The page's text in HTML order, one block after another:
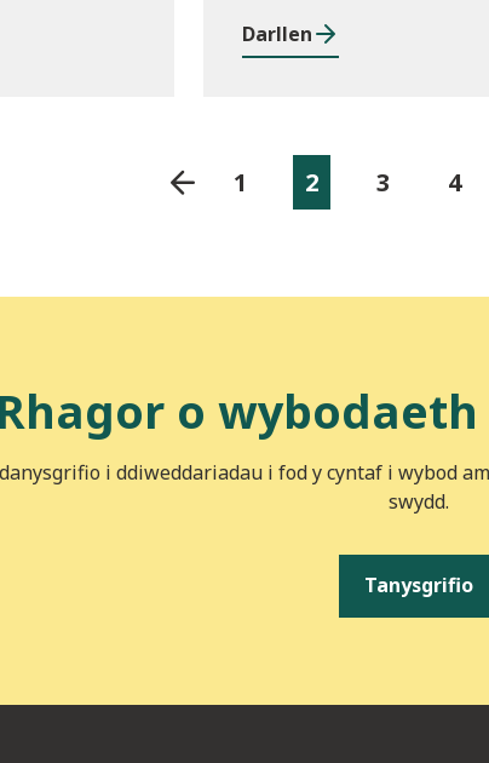
Thrais Rhywiol
darparwyr
yng Nghymru
Darllen
1 2 3 4
Rhagor o
i ddiweddariadau i fod y cyntaf i wybod
swydd.
Tanysgrifio